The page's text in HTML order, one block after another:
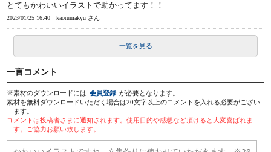
とてもかわいいイラストで助かってます！！
2023/01/25 16:40 kaorumakyu さん
一覧を見る
一言コメント
※素材のダウンロードには 会員登録 が必要となります。
素材を無料ダウンロードいただく場合は20文字以上のコメントを入れる必要がござい
ます。
コメントは投稿者さまに通知されます。使用目的や感想など頂けると大変喜ばれま
す。ご協力お願い致します。